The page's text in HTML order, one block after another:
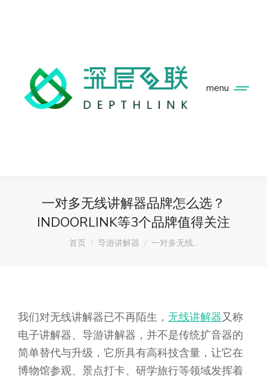
menu
一对多无线讲解器品牌怎么选？
INDOORLINK等3个品牌值得关注
您在这里：
首页 导游讲解器 一对多无线…
我们对无线讲解器已不再陌生， 无线讲解器又称
电子讲解器、导游讲解器，并不是传统扩音器的
简单替代与升级，它所具有高科技含量，让它在
博物馆参观、景点打卡、研学旅行等领域发挥着